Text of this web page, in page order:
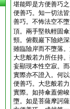
堪能即是方便善巧
便善巧。知一切法
善巧。不怖法空不
頂。兩手堅執輕固
頸。俯觀巖下險絶
雖臨險岸而不墮落
大悲般若力所任持
妄顯現本性空寂。
實際亦不證入。何
便善巧。大悲般若
實際。如持傘蓋俯
墮。如是菩薩摩訶